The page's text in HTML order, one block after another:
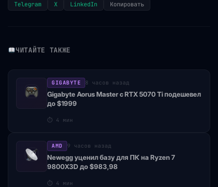
Telegram
X LinkedIn Копировать
ЧИТАЙТЕ ТАКЖЕ
GIGABYTE 8 часов назад
Gigabyte Aorus Master с RTX 5070 Ti подешевел
до $1999
⏱ 4 мин
AMD 9 часов назад
Newegg уценил базу для ПК на Ryzen 7
9800X3D до $983,98
⏱ 4 мин